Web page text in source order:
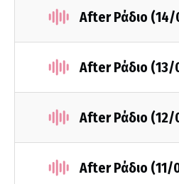
After Ράδιο
After Ράδιο (13/
After Ράδιο (12/
After Ράδιο (11/